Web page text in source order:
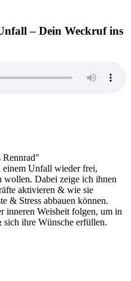
– Dein Weckruf ins
Rennrad"
einem Unfall wieder frei,
wollen. Dabei zeige ich ihnen
aktivieren & wie sie
& Stress abbauen können.
inneren Weisheit folgen, um in
ihre Wünsche erfüllen.